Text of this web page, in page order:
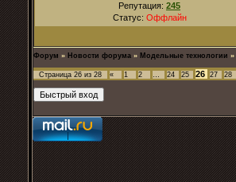
Репутация: 245
Статус: Оффлайн
Форум » Новости форума » Модельные технологии »
Страница 26 из 28 « 1 2 … 24 25 26 27 28